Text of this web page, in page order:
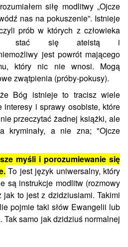
siłę modlitwy „Ojcze
nas na pokuszenie”. Istnieje
prób w których z człowieka
stać się ateistą i
jest powrót mającego
który nic nie wnosi. Mogą
zwątpienia (próby-pokusy).
Bóg istnieje to tracisz wiele
i sprawy osobiste, które
przeczytać żadnej książki, ale
kryminały, a nie zna; "Ojcze
myśli i porozumiewanie się
To jest język uniwersalny, który
są instrukcje modlitw (rozmowy
to jest z dzidziusiami. Takimi
pojmie taki słów Ewangelii lub
Tak samo jak dzidziuś normalnej